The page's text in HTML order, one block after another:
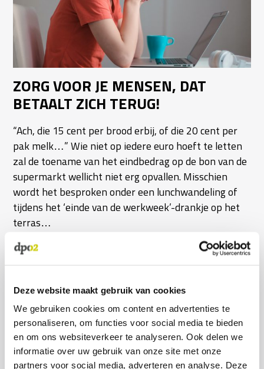
Deze website maakt gebruik van cookies
We gebruiken cookies om content en advertenties te
personaliseren, om functies voor social media te bieden
en om ons websiteverkeer te analyseren. Ook delen we
informatie over uw gebruik van onze site met onze
partners voor social media, adverteren en analyse. Deze
ZORG VOOR JE MENSEN, DAT
BETAALT ZICH TERUG!
“Ach, die 15 cent per brood erbij, of die 20 cent per
pak melk…” Wie niet op iedere euro hoeft te letten
zal de toename van het eindbedrag op de bon van de
supermarkt wellicht niet erg opvallen. Misschien
wordt het besproken onder een lunchwandeling of
tijdens het ‘einde van de werkweek’-drankje op het
terras…
MEER LEZEN